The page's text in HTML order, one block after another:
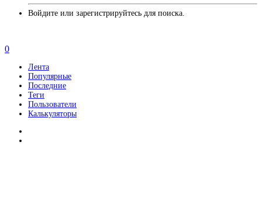
Войдите или зарегистрируйтесь для поиска.
0
Лента
Популярные
Последние
Теги
Пользователи
Калькуляторы